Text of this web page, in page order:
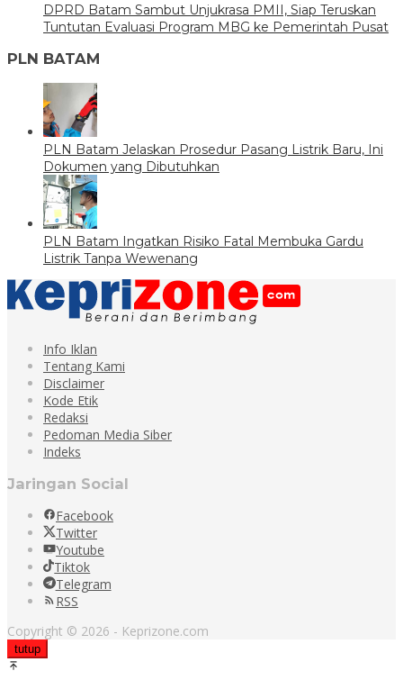
DPRD Batam Sambut Unjukrasa PMII, Siap Teruskan
Tuntutan Evaluasi Program MBG ke Pemerintah Pusat
PLN BATAM
PLN Batam Jelaskan Prosedur Pasang Listrik Baru, Ini
Dokumen yang Dibutuhkan
PLN Batam Ingatkan Risiko Fatal Membuka Gardu
Listrik Tanpa Wewenang
Info Iklan
Tentang Kami
Disclaimer
Kode Etik
Redaksi
Pedoman Media Siber
Indeks
Jaringan Social
Facebook
Twitter
Youtube
Tiktok
Telegram
RSS
Copyright © 2026 - Keprizone.com
tutup